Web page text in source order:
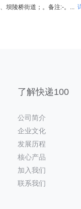
坝陵桥街道；。备注:-。...
了解快递100
公司简介
企业文化
发展历程
核心产品
加入我们
联系我们